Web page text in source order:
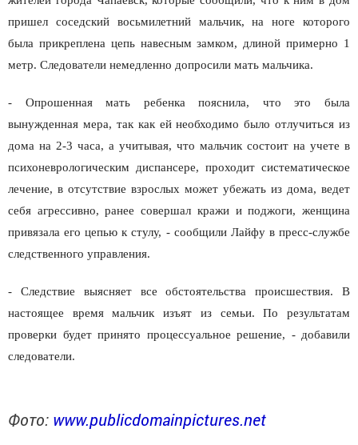
пришел соседский восьмилетний мальчик, на ноге которого
была прикреплена цепь навесным замком, длиной примерно 1
метр. Следователи немедленно допросили мать мальчика.
- Опрошенная мать ребенка пояснила, что это была
вынужденная мера, так как ей необходимо было отлучиться из
дома на 2-3 часа, а учитывая, что мальчик состоит на учете в
психоневрологическим диспансере, проходит систематическое
лечение, в отсутствие взрослых может убежать из дома, ведет
себя агрессивно, ранее совершал кражи и поджоги, женщина
привязала его цепью к стулу, - сообщили Лайфу в пресс-службе
следственного управления.
- Следствие выясняет все обстоятельства происшествия. В
настоящее время мальчик изъят из семьи. По результатам
проверки будет принято процессуальное решение, - добавили
следователи.
Фото: www.publicdomainpictures.net